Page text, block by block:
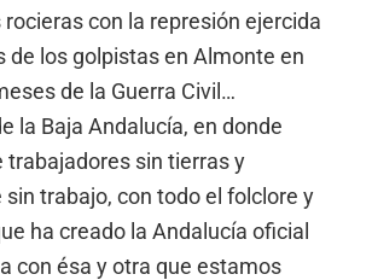
con la represión ejercida
de los golpistas en Almonte en
de la Guerra Civil…
la Baja Andalucía, en donde
trabajadores sin tierras y
trabajo, con todo el folclore y
ha creado la Andalucía oficial
con ésa y otra que estamos